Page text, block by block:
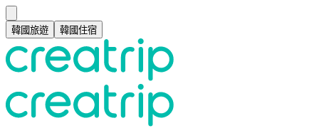
韓國旅遊 韓國住宿